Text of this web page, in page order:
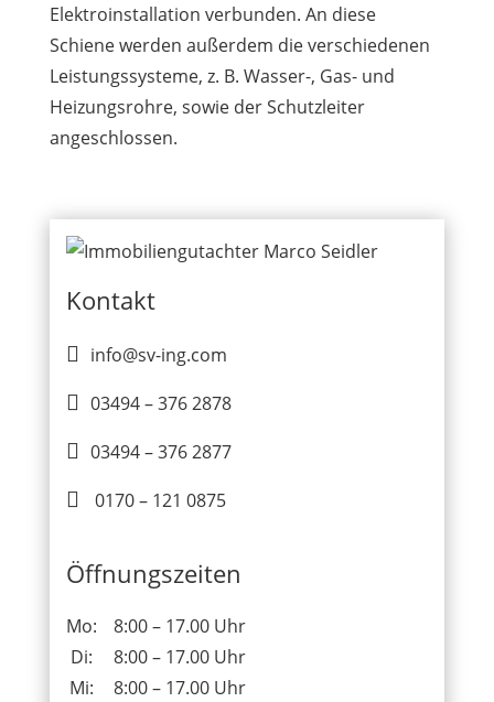
Elektroinstallation verbunden. An diese
Schiene werden außerdem die verschiedenen
Leistungssysteme, z. B. Wasser-, Gas- und
Heizungsrohre, sowie der Schutzleiter
angeschlossen.
Kontakt
 info@sv-ing.com
 03494 – 376 2878
 03494 – 376 2877

0170 – 121 0875
Öffnungszeiten
Mo:
8:00 – 17.00 Uhr
Di:
8:00 – 17.00 Uhr
Mi:
8:00 – 17.00 Uhr